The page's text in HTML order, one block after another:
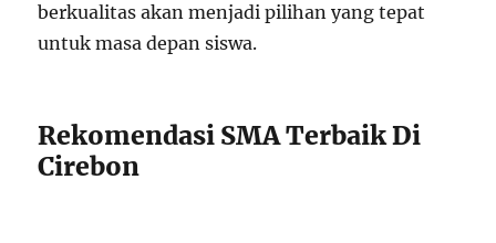
berkualitas akan menjadi pilihan yang tepat
untuk masa depan siswa.
Rekomendasi SMA Terbaik Di
Cirebon